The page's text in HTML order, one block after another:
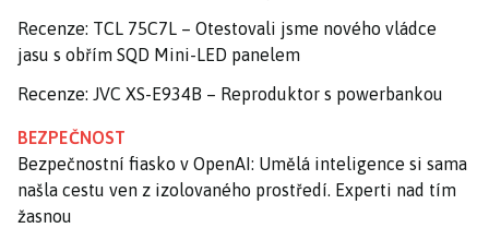
Recenze: TCL 75C7L – Otestovali jsme nového vládce
jasu s obřím SQD Mini-LED panelem
Recenze: JVC XS-E934B – Reproduktor s powerbankou
BEZPEČNOST
Bezpečnostní fiasko v OpenAI: Umělá inteligence si sama
našla cestu ven z izolovaného prostředí. Experti nad tím
žasnou